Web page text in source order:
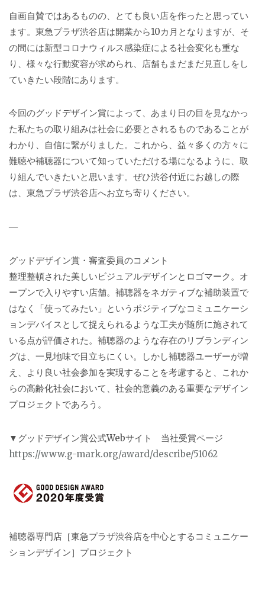
自画自賛ではあるものの、とても良い店を作ったと思ってい
ます。東急プラザ渋谷店は開業から10カ月となりますが、そ
の間には新型コロナウィルス感染症による社会変化も重な
り、様々な行動変容が求められ、店舗もまだまだ見直しをし
ていきたい段階にあります。
今回のグッドデザイン賞によって、あまり日の目を見なかっ
た私たちの取り組みは社会に必要とされるものであることが
わかり、自信に繋がりました。これから、益々多くの方々に
難聴や補聴器について知っていただける場になるように、取
り組んでいきたいと思います。ぜひ渋谷付近にお越しの際
は、東急プラザ渋谷店へお立ち寄りください。
―
グッドデザイン賞・審査委員のコメント
整理整頓された美しいビジュアルデザインとロゴマーク。オ
ープンで入りやすい店舗。補聴器をネガティブな補助装置で
はなく「使ってみたい」というポジティブなコミュニケーシ
ョンデバイスとして捉えられるような工夫が随所に施されて
いる点が評価された。補聴器のような存在のリブランディン
グは、一見地味で目立ちにくい。しかし補聴器ユーザーが増
え、より良い社会参加を実現することを考慮すると、これか
らの高齢化社会において、社会的意義のある重要なデザイン
プロジェクトであろう。
▼グッドデザイン賞公式Webサイト 当社受賞ページ
https://www.g-mark.org/award/describe/51062
補聴器専門店［東急プラザ渋谷店を中心とするコミュニケー
ションデザイン］プロジェクト